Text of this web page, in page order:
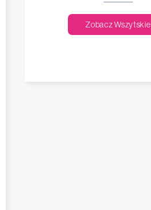
Zobacz Wszytskie